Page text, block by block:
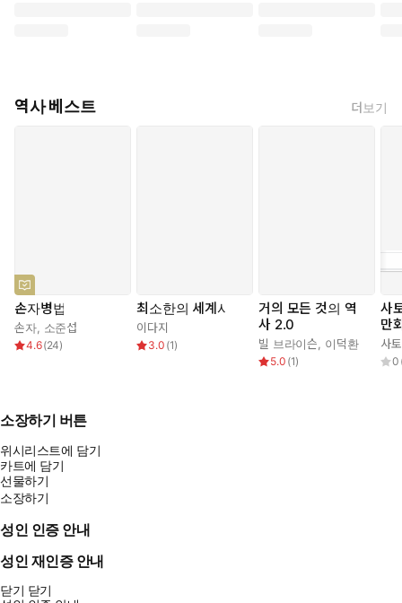
역사 베스트 더보기
손자병법
손자, 소준섭
4.6(24)
최소한의 세계사
이다지
3.0 (1)
거의 모든 것의 역
사 2.0
빌 브라이슨 이덕환
5.0 (1)
사
만
세
사
0
소장하기 버튼
위시리스트에 담기
카트에 담기
선물하기
소장하기
성인 인증 안내
성인 재인증 안내
닫기 닫기